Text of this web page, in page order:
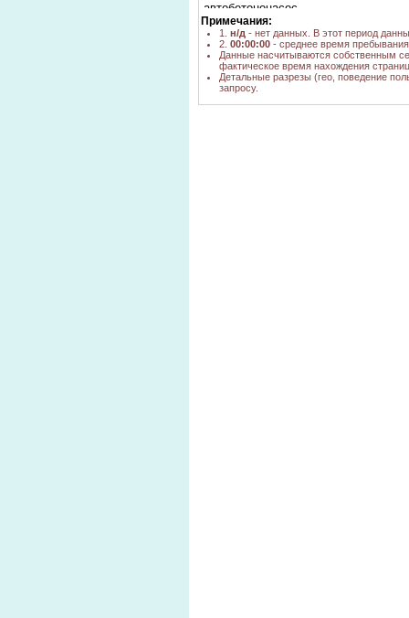
автобетононасос
купить б у
автобетононасос б/
у цена
yandex.ru
1
яндекс авто
битононасосы
go.mail.ru
н/д
купить
Примечания:
1. н/д - нет данных. В этот период
2. 00:00:00 - среднее время
Данные насчитываются собственным
фактическое время нахождения
Детальные разрезы (гео, поведение
запросу.